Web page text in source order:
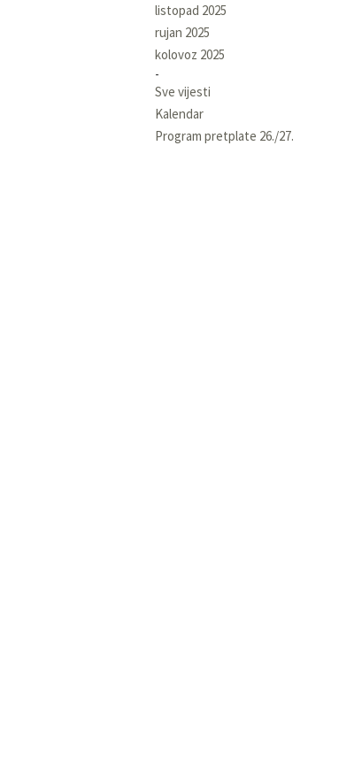
listopad 2025
rujan 2025
kolovoz 2025
Sve vijesti
Kalendar
Program pretplate 26./27.